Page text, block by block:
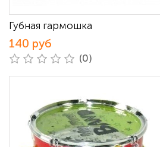
Губная гармошка
140 руб
(0)